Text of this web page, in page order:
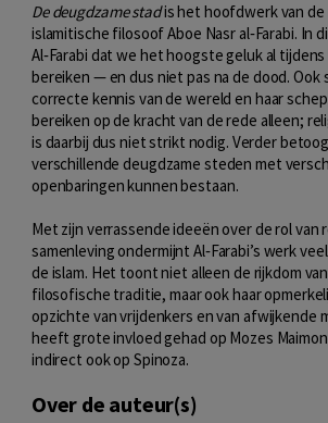
De deugdzame stadis het hoofdwerk van de
islamitische filosoof Aboe Nasr al‑Farabi. In
Al‑Farabi dat we het hoogste geluk al
bereiken — en dus niet pas na de dood. Ook
correcte kennis van de wereld en haar
bereiken op de kracht van de rede alleen;
is daarbij dus niet strikt nodig. Verder
verschillende deugdzame steden met
openbaringen kunnen bestaan.
Met zijn verrassende ideeën over de rol van
samenleving ondermijnt Al‑Farabi’s werk
de islam. Het toont niet alleen de rijkdom
filosofische traditie, maar ook haar
opzichte van vrijdenkers en van afwijkende
heeft grote invloed gehad op Mozes
indirect ook op Spinoza.
Over de auteur(s)